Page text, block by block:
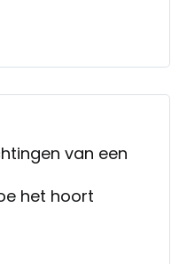
van een
het hoort